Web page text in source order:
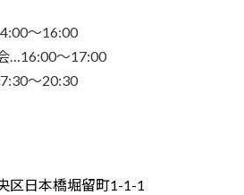
～16:00
…16:00～17:00
～20:30
区日本橋堀留町1-1-1